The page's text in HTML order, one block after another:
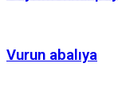
Vurun abalıya